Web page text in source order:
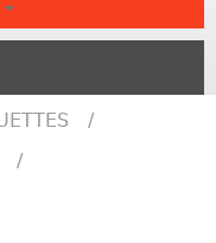
/
/